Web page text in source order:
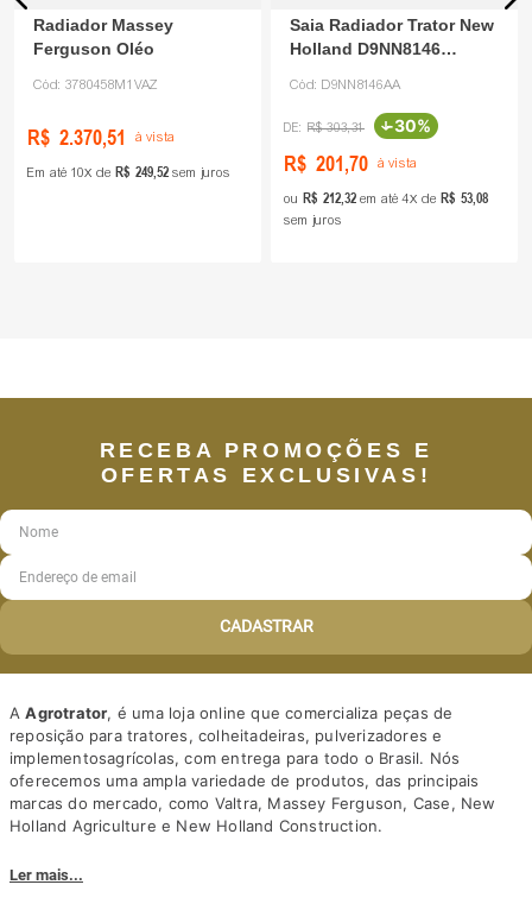
Radiador Massey
Ferguson Oléo
Cód: 3780458M1VAZ
R$ 2.370,51 à vista
Em até 10 de R$ 24952 sem juros
Saia Radiador Trator New
Holland D9NN8146
Cód: D9NN8146AA
R$ 303,31 -30%
R$ 201,70 à vista
ou R$ 21232 em até4 de R$ 5308
sem juros
RECEBA PROMOÇÕES E
OFERTAS EXCLUSIVAS!
CADASTRAR
AAgrotrator, é uma loja online que comercializa peças de
reposição para tratores, colheitadeiras, pulverizadores e
implementosagrícolas, com entrega para todo o Brasil. Nós
oferecemos uma ampla variedade de produtos, das principais
marcas do mercado, como Valtra, Massey Ferguson, Case, New
Holland Agriculture e New Holland Construction.
competitivos. Nós também oferecemos um atendimento
Ler mais...